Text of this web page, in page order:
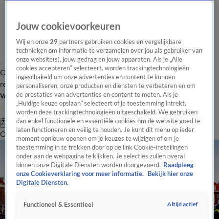
Overzicht Laatste nieuws Regionieuws Het beste van Hart
Tip de
redactie
Volg Hart van Nederland
Zoeken
OverzichtRegioUitzendingenWeerTip de redactiePanelVideo's
Jouw cookievoorkeuren
Wij en onze29 partners gebruiken cookies en vergelijkbare
technieken om informatie te verzamelen over jou als gebruiker van
onze website(s), jouw gedrag en jouw apparaten. Als je „Alle
cookies accepteren” selecteert, worden trackingtechnologieën
ingeschakeld om onze advertenties en content te kunnen
personaliseren, onze producten en diensten te verbeteren en om
de prestaties van advertenties en content te meten. Als je
„Huidige keuze opslaan” selecteert of je toestemming intrekt,
worden deze trackingtechnologieën uitgeschakeld. We gebruiken
dan enkel functionele en essentiële cookies om de website goed te
laten functioneren en veilig te houden. Je kunt dit menu op ieder
moment opnieuw openen om je keuzes te wijzigen of om je
toestemming in te trekken door op de link Cookie-instellingen
onder aan de webpagina te klikken. Je selecties zullen overal
binnen onze Digitale Diensten worden doorgevoerd. Raadpleeg
onze Cookieverklaring voor meer informatie.
Bekijk hier onze
Digitale Diensten.
Functioneel & Essentieel Altijd actief